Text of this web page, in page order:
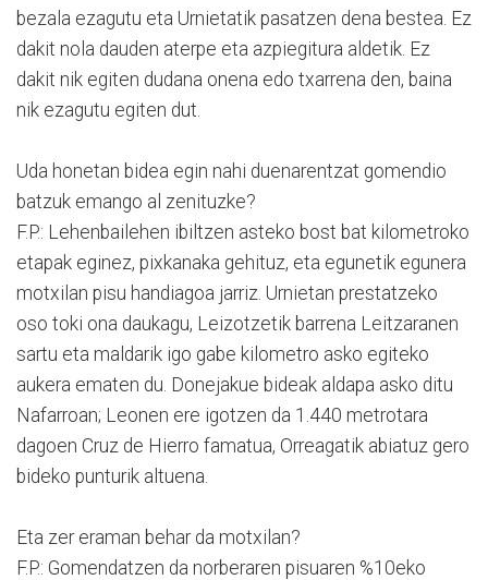
bezala ezagutu eta Urnietatik pasatzen dena bestea. Ez
dakit nola dauden aterpe eta azpiegitura aldetik. Ez
dakit nik egiten dudana onena edo txarrena den, baina
nik ezagutu egiten dut.
Uda honetan bidea egin nahi duenarentzat gomendio
batzuk emango al zenituzke?
F.P.: Lehenbailehen ibiltzen asteko bost bat kilometroko
etapak eginez, pixkanaka gehituz, eta egunetik egunera
motxilan pisu handiagoa jarriz. Urnietan prestatzeko
oso toki ona daukagu, Leizotzetik barrena Leitzaranen
sartu eta maldarik igo gabe kilometro asko egiteko
aukera ematen du. Donejakue bideak aldapa asko ditu
Nafarroan; Leonen ere igotzen da 1.440 metrotara
dagoen Cruz de Hierro famatua, Orreagatik abiatuz gero
bideko punturik altuena.
Eta zer eraman behar da motxilan?
F.P.: Gomendatzen da norberaren pisuaren %10eko